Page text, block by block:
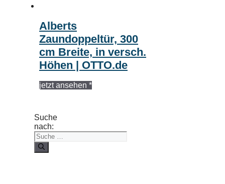
Alberts
Zaundoppeltür, 300
cm Breite, in versch.
Höhen | OTTO.de
jetzt ansehen *
Suche
nach: